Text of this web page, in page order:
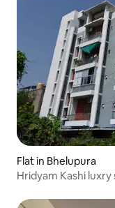
Flat in Bhelupura
Hridyam Kashi luxry